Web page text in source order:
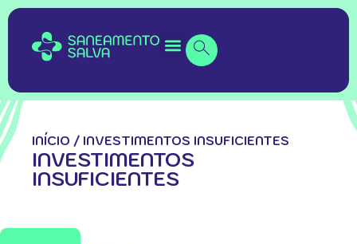
INÍCIO / INVESTIMENTOS INSUFICIENTES
INVESTIMENTOS
INSUFICIENTES